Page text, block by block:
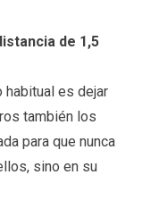
de 1,5
habitual es dejar
también los
para que nunca
sino en su